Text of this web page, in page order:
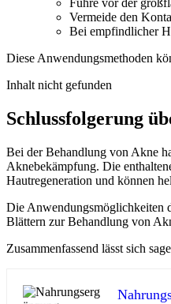
Führe vor der
Vermeide den
Bei empfindlicher
Diese Anwendungsmethoden
Inhalt nicht gefunden
Schlussfolgerung
Bei der Behandlung von Akne
Aknebekämpfung. Die
Hautregeneration und können
Die Anwendungsmöglichkeiten
Blättern zur Behandlung von
Zusammenfassend lässt sich